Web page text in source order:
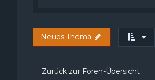
Neues Thema
Zurück zur Foren-Übersicht